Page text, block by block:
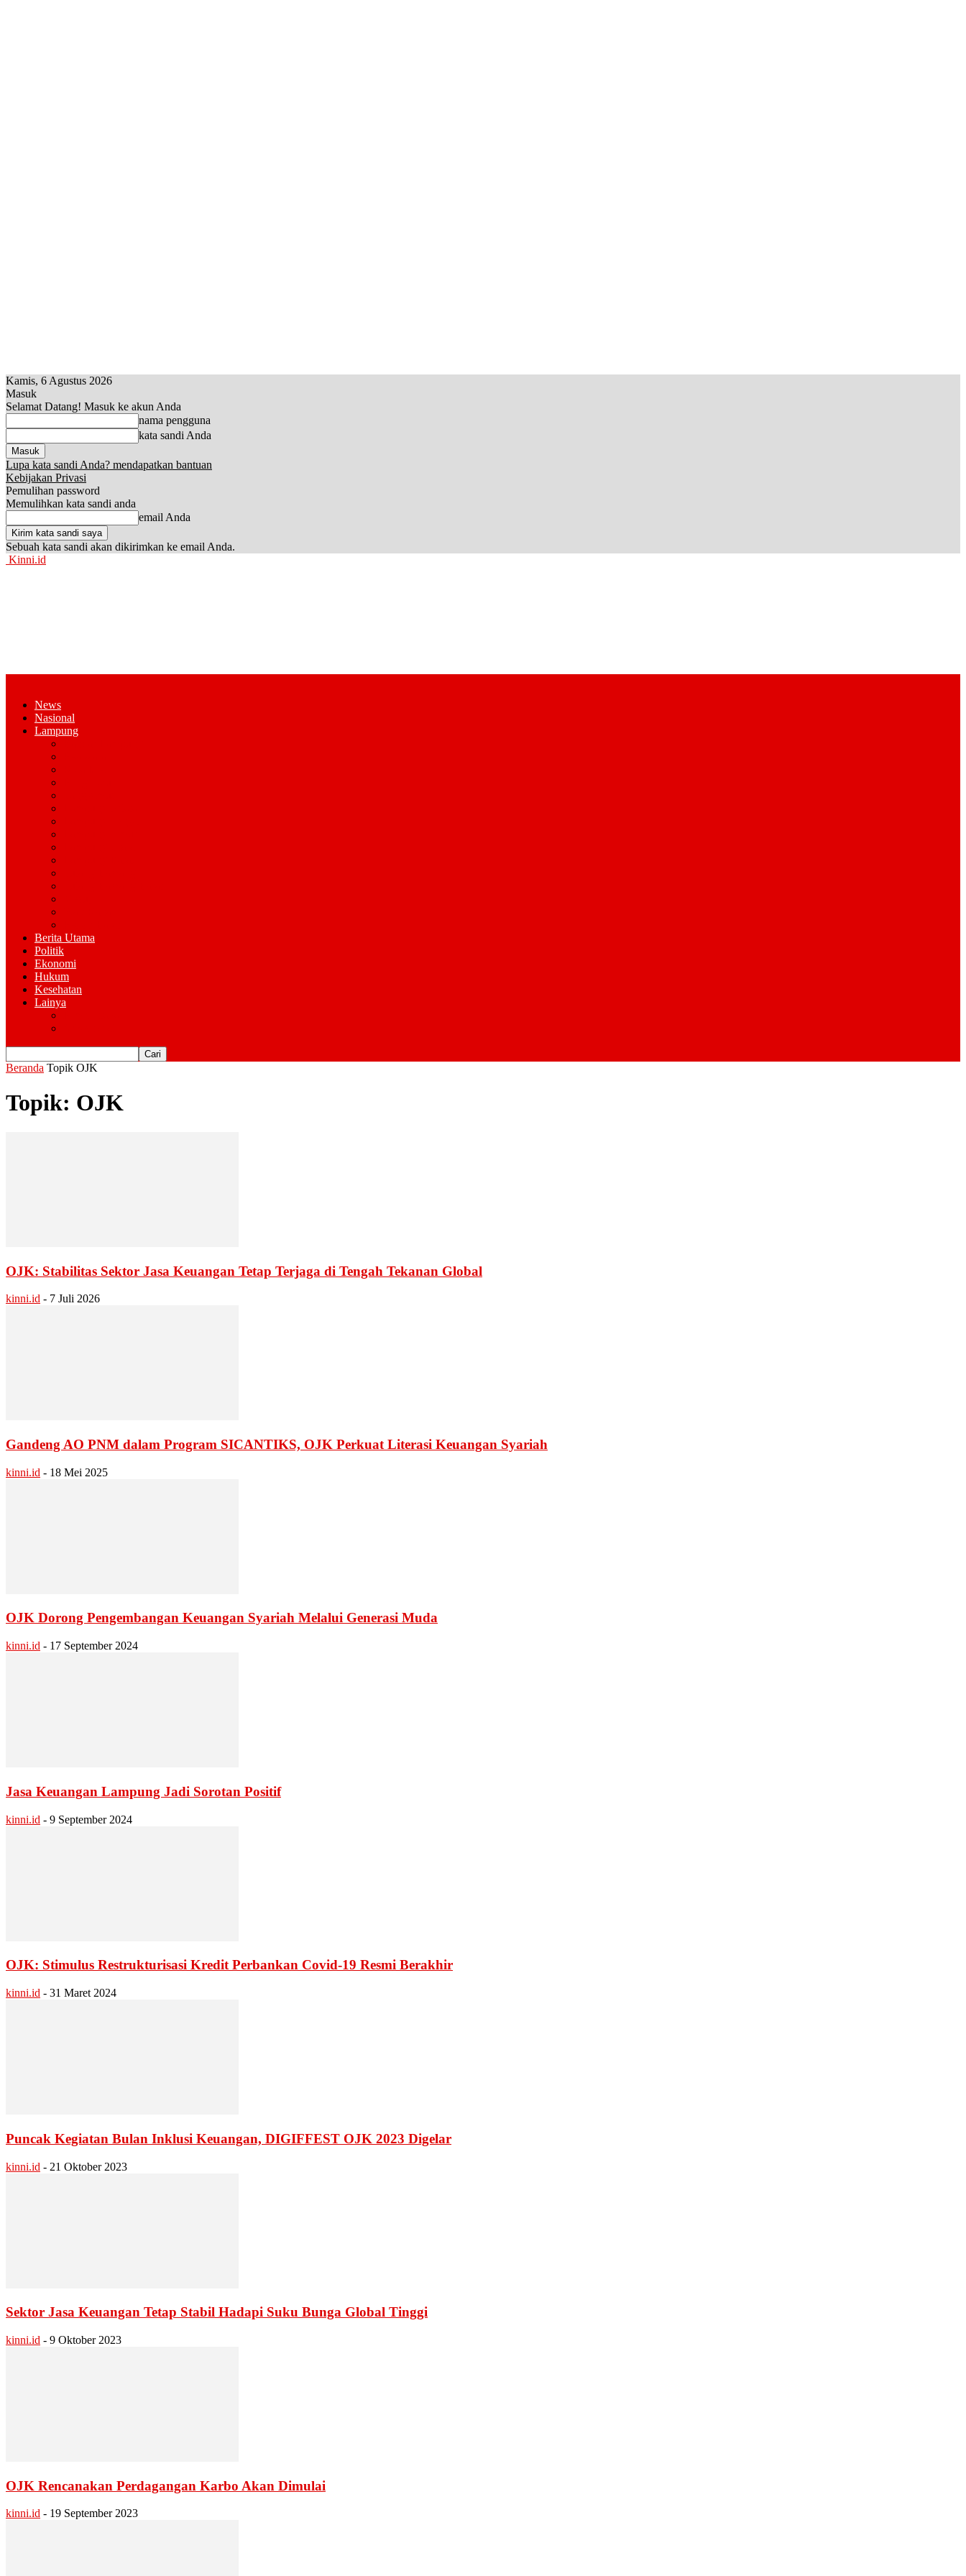
Kamis, 6 Agustus 2026
Masuk
Selamat Datang! Masuk ke akun Anda
nama pengguna
kata sandi Anda
Lupa kata sandi Anda? mendapatkan bantuan
Kebijakan Privasi
Pemulihan password
Memulihkan kata sandi anda
email Anda
Sebuah kata sandi akan dikirimkan ke email Anda.
Kinni.id
News
Nasional
Lampung
Berita Utama
Politik
Ekonomi
Hukum
Kesehatan
Lainya
Beranda Topik OJK
Topik: OJK
OJK: Stabilitas Sektor Jasa Keuangan Tetap Terjaga di Tengah Tekanan Global
kinni.id - 7 Juli 2026
Gandeng AO PNM dalam Program SICANTIKS, OJK Perkuat Literasi Keuangan Syariah
kinni.id - 18 Mei 2025
OJK Dorong Pengembangan Keuangan Syariah Melalui Generasi Muda
kinni.id - 17 September 2024
Jasa Keuangan Lampung Jadi Sorotan Positif
kinni.id - 9 September 2024
OJK: Stimulus Restrukturisasi Kredit Perbankan Covid-19 Resmi Berakhir
kinni.id - 31 Maret 2024
Puncak Kegiatan Bulan Inklusi Keuangan, DIGIFFEST OJK 2023 Digelar
kinni.id - 21 Oktober 2023
Sektor Jasa Keuangan Tetap Stabil Hadapi Suku Bunga Global Tinggi
kinni.id - 9 Oktober 2023
OJK Rencanakan Perdagangan Karbo Akan Dimulai
kinni.id - 19 September 2023